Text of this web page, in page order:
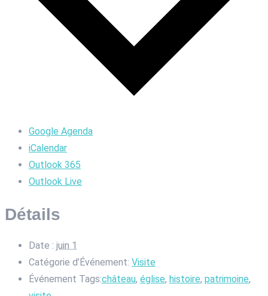
Google Agenda
iCalendar
Outlook 365
Outlook Live
Détails
Date : juin 1
Catégorie d’Événement: Visite
Événement Tags:château, église, histoire, patrimoine,